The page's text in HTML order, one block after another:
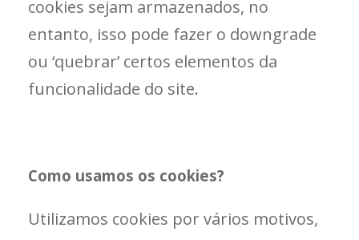
cookies sejam armazenados, no
entanto, isso pode fazer o downgrade
ou ‘quebrar’ certos elementos da
funcionalidade do site.
Como usamos os cookies?
Utilizamos cookies por vários motivos,